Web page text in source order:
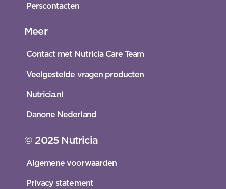
Perscontacten
Meer
Contact met Nutricia Care Team
Veelgestelde vragen producten
Nutricia.nl
Danone Nederland
© 2025 Nutricia
Algemene voorwaarden
Privacy statement